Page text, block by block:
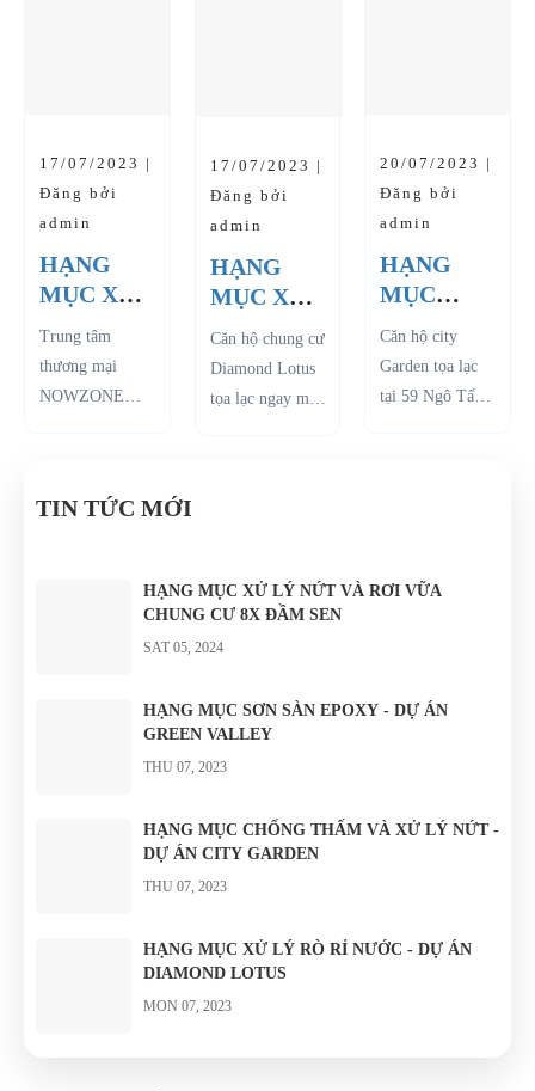
17/07/2023 |
Đăng bởi
admin
HẠNG
MỤC XỬ
LÝ RÒ RỈ
TƯỜNG
VÂY - DỰ
Trung tâm
thương mại
NOWZONE
2008 tại 235
TPHCM, Từ đó
17/07/2023 |
Đăng bởi
admin
HẠNG
MỤC XỬ
LÝ RÒ RỈ
NƯỚC -
DỰ ÁN
DIAMOND
Căn hộ chung cư
Diamond Lotus
tọa lạc ngay mặt
đánh giá sẽ là
khu phức hợp
20/07/2023 |
Đăng bởi
admin
HẠNG
MỤC
CHỐNG
THẤM VÀ
XỬ LÝ
NỨT - DỰ
Căn hộ city
Garden tọa lạc
tại 59 Ngô Tất
TIN TỨC MỚI
HẠNG MỤC XỬ LÝ NỨT VÀ RƠI VỮA
CHUNG CƯ 8X ĐẦM SEN
SAT 05, 2024
HẠNG MỤC SƠN SÀN EPOXY - DỰ ÁN
GREEN VALLEY
THU 07, 2023
HẠNG MỤC CHỐNG THẤM VÀ XỬ LÝ NỨT -
DỰ ÁN CITY GARDEN
THU 07, 2023
HẠNG MỤC XỬ LÝ RÒ RỈ NƯỚC - DỰ ÁN
DIAMOND LOTUS
MON 07, 2023